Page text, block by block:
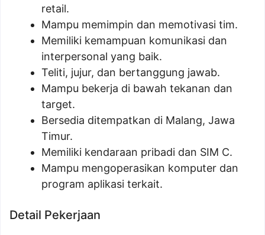
retail.
Mampu memimpin dan memotivasi tim.
Memiliki kemampuan komunikasi dan
interpersonal yang baik.
Teliti, jujur, dan bertanggung jawab.
Mampu bekerja di bawah tekanan dan
target.
Bersedia ditempatkan di Malang, Jawa
Timur.
Memiliki kendaraan pribadi dan SIM C.
Mampu mengoperasikan komputer dan
program aplikasi terkait.
Detail Pekerjaan